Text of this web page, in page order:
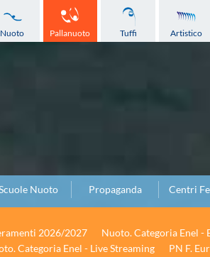
Nuoto Pallanuoto Tuffi Artistico
Nuoto Propaganda Centri
2026/2027
Nuoto. Categoria Enel
Categoria Enel - Live Streaming PN F.